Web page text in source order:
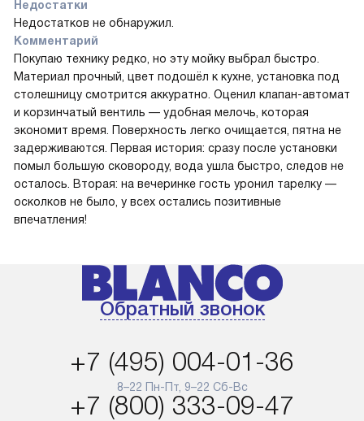
Недостатки
Недостатков не обнаружил.
Комментарий
Покупаю технику редко, но эту мойку выбрал быстро.
Материал прочный, цвет подошёл к кухне, установка под
столешницу смотрится аккуратно. Оценил клапан-автомат
и корзинчатый вентиль — удобная мелочь, которая
экономит время. Поверхность легко очищается, пятна не
задерживаются. Первая история: сразу после установки
помыл большую сковороду, вода ушла быстро, следов не
осталось. Вторая: на вечеринке гость уронил тарелку —
осколков не было, у всех остались позитивные
впечатления!
Обратный звонок
+7 (495) 004-01-36
8–22 Пн-Пт, 9–22 Сб-Вс
+7 (800) 333-09-47